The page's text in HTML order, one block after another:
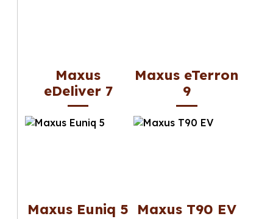
Maxus
eDeliver 7
Maxus eTerron
9
Maxus Euniq 5 Maxus T90 EV